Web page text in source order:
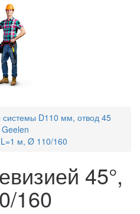
системы D110 мм, отвод 45
L=1 м, Ø 110/160
45°,
160